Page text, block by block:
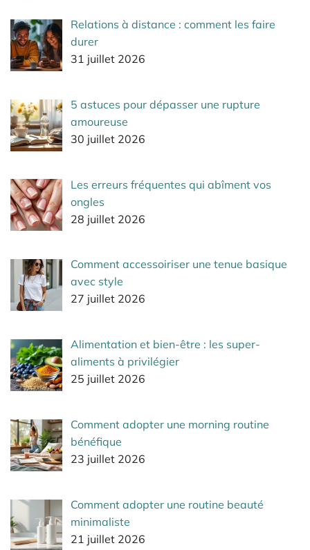
Relations à distance : comment les faire
durer
31 juillet 2026
5 astuces pour dépasser une rupture
amoureuse
30 juillet 2026
Les erreurs fréquentes qui abîment vos
ongles
28 juillet 2026
Comment accessoiriser une tenue basique
avec style
27 juillet 2026
Alimentation et bien-être : les super-
aliments à privilégier
25 juillet 2026
Comment adopter une morning routine
bénéfique
23 juillet 2026
Comment adopter une routine beauté
minimaliste
21 juillet 2026